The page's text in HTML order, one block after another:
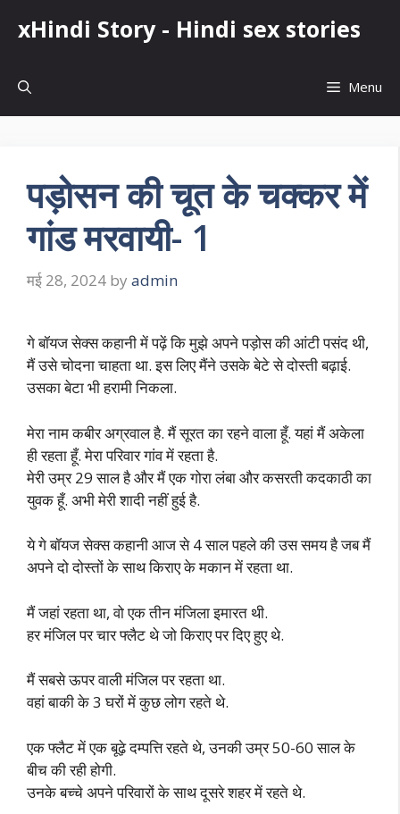
xHindi Story - Hindi sex stories
Menu
पड़ोसन की चूत के चक्कर में
गांड मरवायी- 1
मई 28, 2024 by admin
गे बॉयज सेक्स कहानी में पढ़ें कि मुझे अपने पड़ोस की आंटी पसंद थी,
मैं उसे चोदना चाहता था. इस लिए मैंने उसके बेटे से दोस्ती बढ़ाई.
उसका बेटा भी हरामी निकला.
मेरा नाम कबीर अग्रवाल है. मैं सूरत का रहने वाला हूँ. यहां मैं अकेला
ही रहता हूँ. मेरा परिवार गांव में रहता है.
मेरी उम्र 29 साल है और मैं एक गोरा लंबा और कसरती कदकाठी का
युवक हूँ. अभी मेरी शादी नहीं हुई है.
ये गे बॉयज सेक्स कहानी आज से 4 साल पहले की उस समय है जब मैं
अपने दो दोस्तों के साथ किराए के मकान में रहता था.
मैं जहां रहता था, वो एक तीन मंजिला इमारत थी.
हर मंजिल पर चार फ्लैट थे जो किराए पर दिए हुए थे.
मैं सबसे ऊपर वाली मंजिल पर रहता था.
वहां बाकी के 3 घरों में कुछ लोग रहते थे.
एक फ्लैट में एक बूढ़े दम्पत्ति रहते थे, उनकी उम्र 50-60 साल के
बीच की रही होगी.
उनके बच्चे अपने परिवारों के साथ दूसरे शहर में रहते थे.